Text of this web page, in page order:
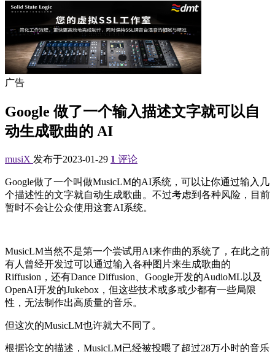
广告
Google 做了一个输入描述文字就可以自
动生成歌曲的 AI
musiX 发布于2023-01-29 1 评论
Google做了一个叫做MusicLM的AI系统，可以让你通过输入几
个描述性的文字就自动生成歌曲。不过考虑到各种风险，目前
暂时不会让公众使用这套AI系统。
MusicLM当然不是第一个尝试用AI来作曲的系统了，在此之前
有人曾经开发过可以通过输入各种图片来生成歌曲的
Riffusion，还有Dance Diffusion、Google开发的AudioML以及
OpenAI开发的Jukebox，但这些技术或多或少都有一些局限
性，无法制作出高质量的音乐。
但这次的MusicLM也许就大不同了。
根据论文的描述，MusicLM已经被投喂了超过28万小时的音乐